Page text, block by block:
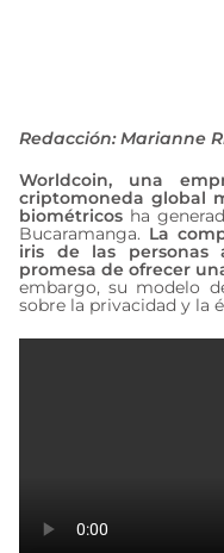
Redacción: Marianne
Worldcoin, una
criptomoneda global
biométricos ha
Bucaramanga. La
iris de las
promesa de ofrecer
embargo, su modelo
sobre la privacidad y la